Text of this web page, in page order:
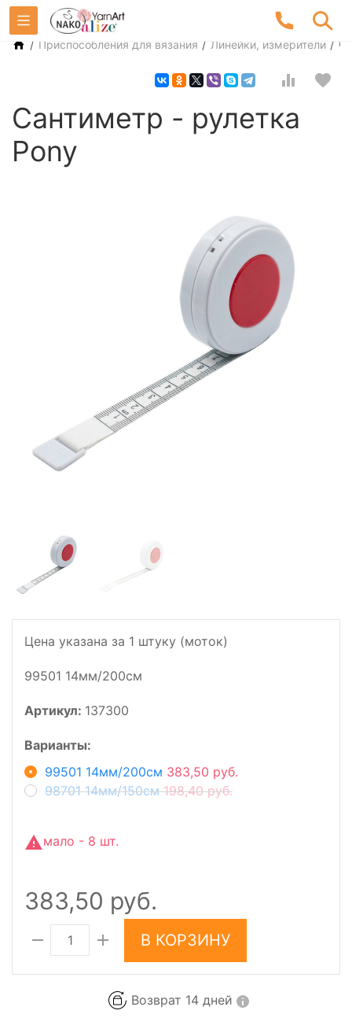
/ Приспособления для вязания / Линейки, измерители /
Сантиметр - рулетка
Pony
Цена указана за 1 штуку (моток)
99501 14мм/200см
Артикул: 137300
Варианты:
99501 14мм/200см 383,50 руб.
98701 14мм/150см198,40 руб.
мало - 8 шт.
383,50 руб.
В КОРЗИНУ
Возврат 14 дней